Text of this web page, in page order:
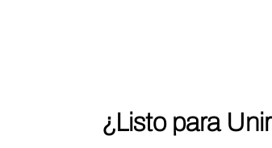
¿Listo para